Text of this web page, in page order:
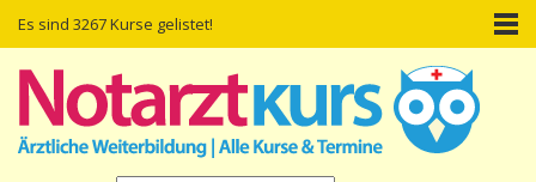
Es sind 3267 Kurse gelistet!